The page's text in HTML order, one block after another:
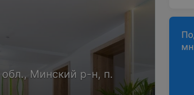
Минский р-н, п.